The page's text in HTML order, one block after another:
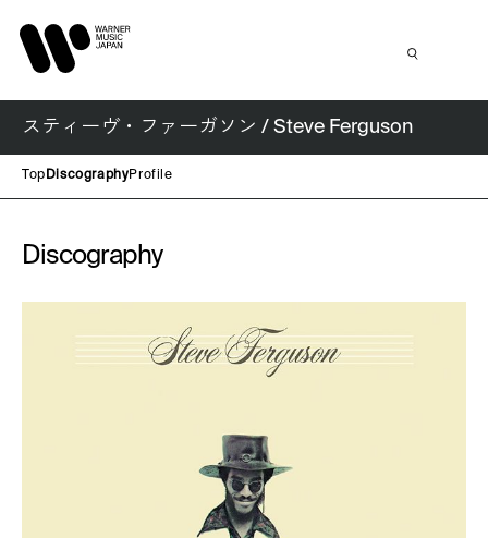
スティーヴ・ファーガソン / Steve Ferguson
Top DiscographyProfile
Discography